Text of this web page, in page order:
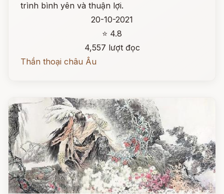
trình bình yên và thuận lợi.
20-10-2021
⭐ 4.8
4,557 lượt đọc
Thần thoại châu Âu